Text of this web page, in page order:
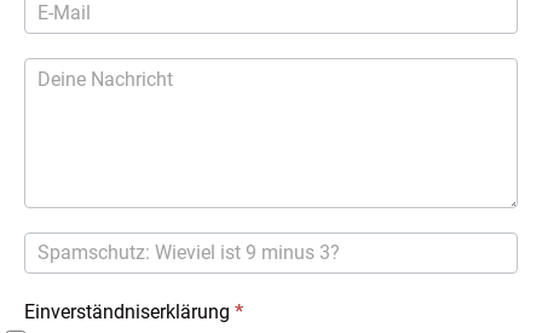
Einverständniserklärung *